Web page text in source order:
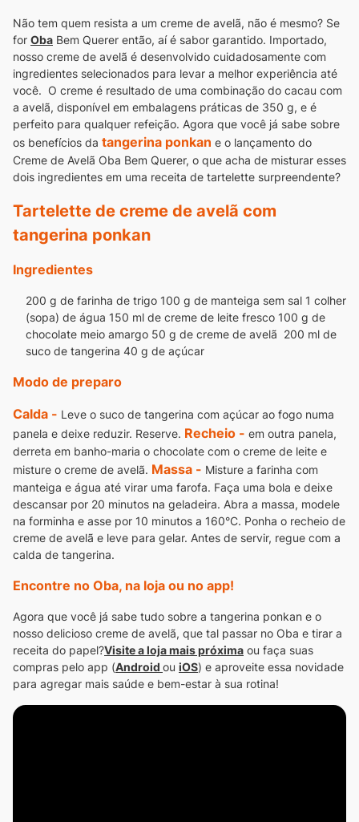
Não tem quem resista a um creme de avelã, não é mesmo? Se
for Oba Bem Querer então, aí é sabor garantido. Importado,
nosso creme de avelã é desenvolvido cuidadosamente com
ingredientes selecionados para levar a melhor experiência até
você. O creme é resultado de uma combinação do cacau com
a avelã, disponível em embalagens práticas de 350 g, e é
perfeito para qualquer refeição. Agora que você já sabe sobre
os benefícios da tangerina ponkan e o lançamento do
Creme de Avelã Oba Bem Querer, o que acha de misturar esses
dois ingredientes em uma receita de tartelette surpreendente?
Tartelette de creme de avelã com
tangerina ponkan
Ingredientes
200 g de farinha de trigo 100 g de manteiga sem sal 1 colher
(sopa) de água 150 ml de creme de leite fresco 100 g de
chocolate meio amargo 50 g de creme de avelã 200 ml de
suco de tangerina 40 g de açúcar
Modo de preparo
Calda - Leve o suco de tangerina com açúcar ao fogo numa
panela e deixe reduzir. Reserve. Recheio - em outra panela,
derreta em banho-maria o chocolate com o creme de leite e
misture o creme de avelã. Massa - Misture a farinha com
manteiga e água até virar uma farofa. Faça uma bola e deixe
descansar por 20 minutos na geladeira. Abra a massa, modele
na forminha e asse por 10 minutos a 160°C. Ponha o recheio de
creme de avelã e leve para gelar. Antes de servir, regue com a
calda de tangerina.
Encontre no Oba, na loja ou no app!
Agora que você já sabe tudo sobre a tangerina ponkan e o
nosso delicioso creme de avelã, que tal passar no Oba e tirar a
receita do papel?Visite a loja mais próxima ou faça suas
compras pelo app (Android ou iOS) e aproveite essa novidade
para agregar mais saúde e bem-estar à sua rotina!